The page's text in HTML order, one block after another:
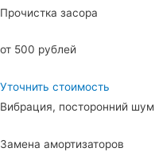
Прочистка засора
от 500 рублей
Уточнить стоимость
Вибрация, посторонний шум
Замена амортизаторов